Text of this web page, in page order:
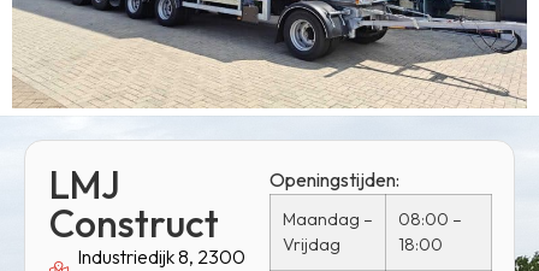
LMJ
Construct
Industriedijk 8, 2300
Openingstijden:
Maandag –
Vrijdag
08:00 –
18:00